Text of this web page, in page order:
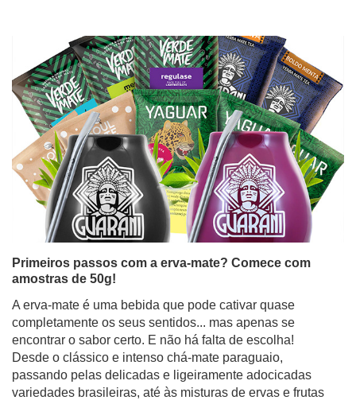
Primeiros passos com a erva-mate? Comece com
amostras de 50g!
A erva-mate é uma bebida que pode cativar quase
completamente os seus sentidos... mas apenas se
encontrar o sabor certo. E não há falta de escolha!
Desde o clássico e intenso chá-mate paraguaio,
passando pelas delicadas e ligeiramente adocicadas
variedades brasileiras, até às misturas de ervas e frutas